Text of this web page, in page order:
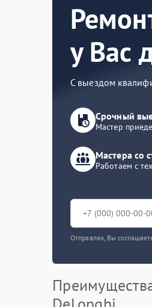
у Вас
С выездом
Срочный
Мастер
Мастера со
Работаем с
Отправляя, Вы